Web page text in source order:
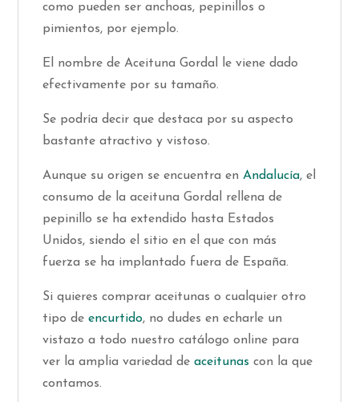
como pueden ser anchoas, pepinillos o
pimientos, por ejemplo.
El nombre de Aceituna Gordal le viene dado
efectivamente por su tamaño.
Se podría decir que destaca por su aspecto
bastante atractivo y vistoso.
Aunque su origen se encuentra enAndalucía, el
consumo de la aceituna Gordal rellena de
pepinillo se ha extendido hasta Estados
Unidos, siendo el sitio en el que con más
fuerza se ha implantado fuera de España.
Si quieres comprar aceitunas o cualquier otro
tipo deencurtido, no dudes en echarle un
vistazo a todo nuestro catálogo online para
ver la amplia variedad deaceitunas con la que
contamos.